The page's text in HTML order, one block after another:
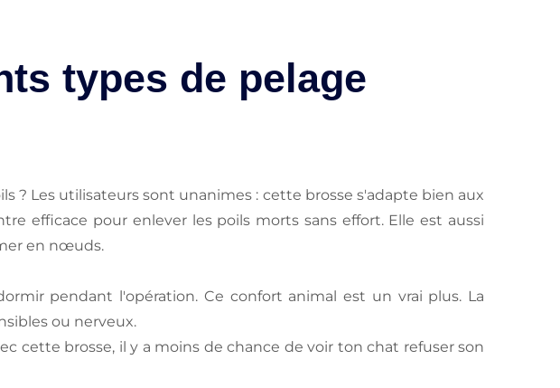
types de pelage
? Les utilisateurs sont unanimes : cette brosse s'adapte bien aux
efficace pour enlever les poils morts sans effort. Elle est aussi
en nœuds.
pendant l'opération. Ce confort animal est un vrai plus. La
ou nerveux.
cette brosse, il y a moins de chance de voir ton chat refuser son